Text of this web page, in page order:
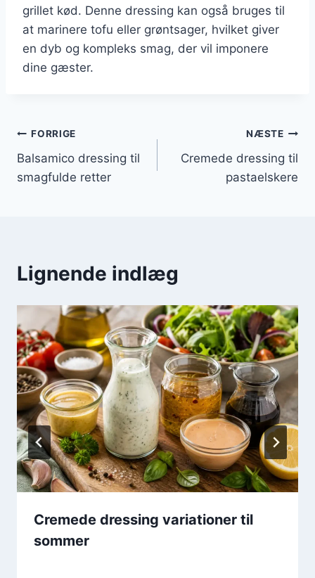
grillet kød. Denne dressing kan også bruges til
at marinere tofu eller grøntsager, hvilket giver
en dyb og kompleks smag, der vil imponere
dine gæster.
Indlægsnavigation
FORRIGE
Balsamico dressing til
smagfulde retter
NÆSTE
Cremede dressing til
pastaelskere
Lignende indlæg
Cremede dressing variationer til
sommer